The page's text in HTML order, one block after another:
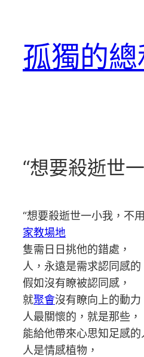
孤獨的總
“想要殺逝世
“想要殺逝世一小我，不
家教場地
隻需日日挑他的錯處，
人，永遠是需求認同感的
假如沒有瞭被認同感，
就聚會沒有瞭向上的動力
人最關懷的，就是那些，
能給他帶來心思知足感的
人是情感植物，